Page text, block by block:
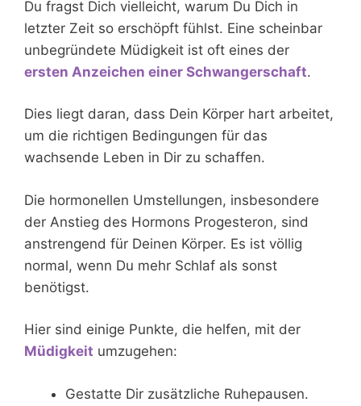
Du fragst Dich vielleicht, warum Du Dich in
letzter Zeit so erschöpft fühlst. Eine scheinbar
unbegründete Müdigkeit ist oft eines der
ersten Anzeichen einer Schwangerschaft.
Dies liegt daran, dass Dein Körper hart arbeitet,
um die richtigen Bedingungen für das
wachsende Leben in Dir zu schaffen.
Die hormonellen Umstellungen, insbesondere
der Anstieg des Hormons Progesteron, sind
anstrengend für Deinen Körper. Es ist völlig
normal, wenn Du mehr Schlaf als sonst
benötigst.
Hier sind einige Punkte, die helfen, mit der
Müdigkeit umzugehen:
Gestatte Dir zusätzliche Ruhepausen.